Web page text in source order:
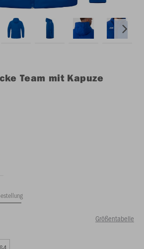
Team mit Kapuze
Größentabelle